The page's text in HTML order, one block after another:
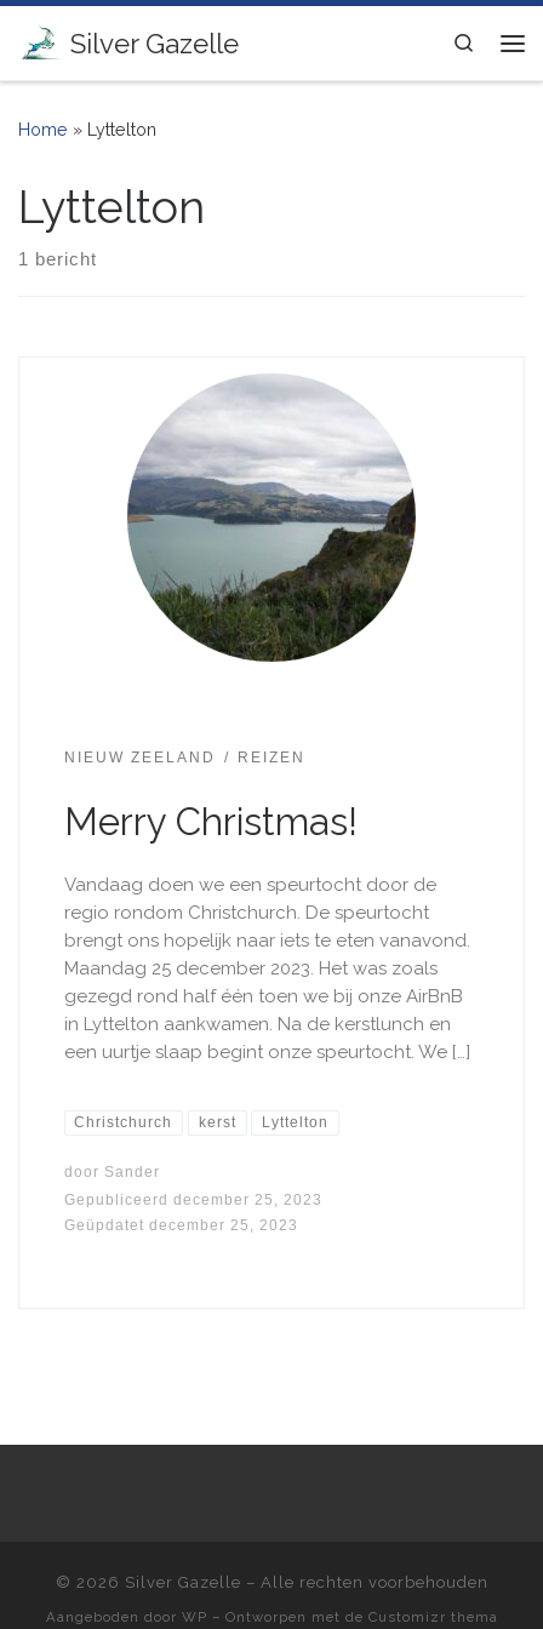
Ga naar inhoud
Silver Gazelle
Search
Home » Lyttelton
Lyttelton
1 bericht
NIEUW ZEELAND REIZEN
Merry Christmas!
Vandaag doen we een speurtocht door de
regio rondom Christchurch. De speurtocht
brengt ons hopelijk naar iets te eten vanavond.
Maandag 25 december 2023. Het was zoals
gezegd rond half één toen we bij onze AirBnB
in Lyttelton aankwamen. Na de kerstlunch en
een uurtje slaap begint onze speurtocht. We […]
Christchurch kerst Lyttelton
door Sander
Gepubliceerd december 25, 2023
Geüpdatet december 25, 2023
© 2026 Silver Gazelle – Alle rechten voorbehouden
Aangeboden door WP – Ontworpen met de Customizr thema